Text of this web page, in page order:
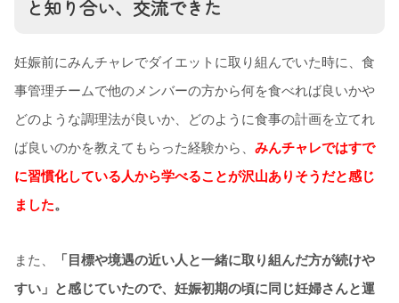
と知り合い、交流できた
妊娠前にみんチャレでダイエットに取り組んでいた時に、食
事管理チームで他のメンバーの方から何を食べれば良いかや
どのような調理法が良いか、どのように食事の計画を立てれ
ば良いのかを教えてもらった経験から、 みんチャレではすで
に習慣化している人から学べることが沢山ありそうだと感じ
ました。
また、
「目標や境遇の近い人と一緒に取り組んだ方が続けや
すい」と感じていたので、妊娠初期の頃に同じ妊婦さんと運